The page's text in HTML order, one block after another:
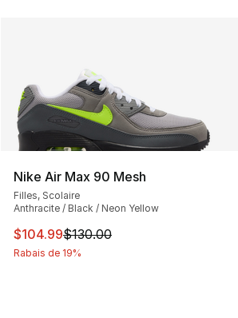
Nike Air Max 90 Mesh
Filles, Scolaire
Anthracite / Black / Neon Yellow
Cet article est en solde. Le prix est
$104.99$130.00
Rabais de 19%